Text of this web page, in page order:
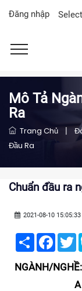
Đăng nhập
Mô Tả
Ra
Trang Chủ |
Đầu Ra
Chuẩn đầu ra
2021-08-10 15:05:33
Share
NGÀNH/